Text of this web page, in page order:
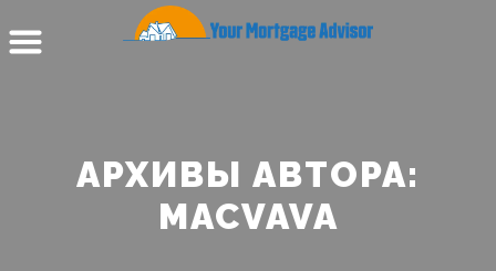
АРХИВЫ АВТОРА:
MACVAVA